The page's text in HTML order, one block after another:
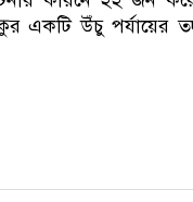
একটি উঁচু পর্যায়ের